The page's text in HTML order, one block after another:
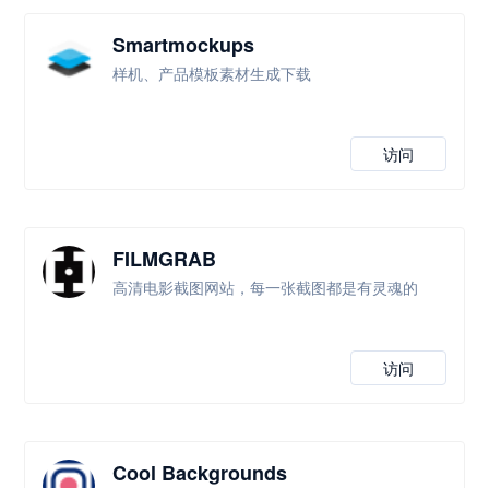
Smartmockups
样机、产品模板素材生成下载
访问
FILMGRAB
高清电影截图网站，每一张截图都是有灵魂的
访问
Cool Backgrounds